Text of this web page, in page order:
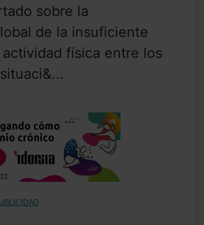
sobre la
de la insuficiente
física entre los